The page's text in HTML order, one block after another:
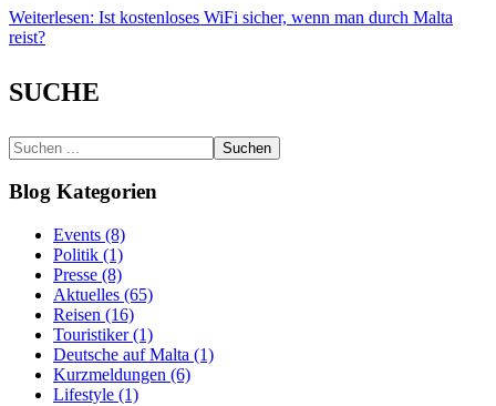
Weiterlesen: Ist kostenloses WiFi sicher, wenn man durch Malta
reist?
SUCHE
Suchen
Blog Kategorien
Events (8)
Politik (1)
Presse (8)
Aktuelles (65)
Reisen (16)
Touristiker (1)
Deutsche auf Malta (1)
Kurzmeldungen (6)
Lifestyle (1)